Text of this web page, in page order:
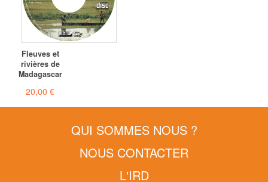
Fleuves et
rivières de
Madagascar
20,00 €
QUI SOMMES NOUS ?
NOUS CONTACTER
L'IRD